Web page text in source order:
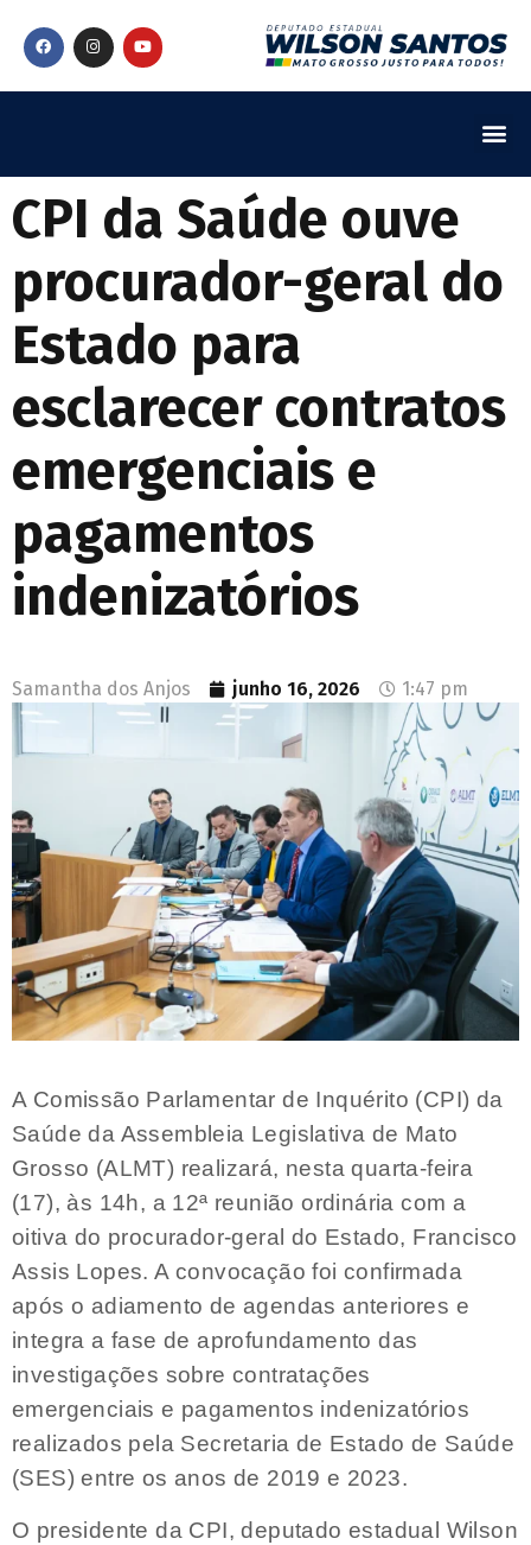
CPI da Saúde ouve
procurador-geral do
Estado para
esclarecer contratos
emergenciais e
pagamentos
indenizatórios
Samantha dos Anjos junho 16, 2026 1:47 pm
A Comissão Parlamentar de Inquérito (CPI) da
Saúde da Assembleia Legislativa de Mato
Grosso (ALMT) realizará, nesta quarta-feira
(17), às 14h, a 12ª reunião ordinária com a
oitiva do procurador-geral do Estado, Francisco
Assis Lopes. A convocação foi confirmada
após o adiamento de agendas anteriores e
integra a fase de aprofundamento das
investigações sobre contratações
emergenciais e pagamentos indenizatórios
realizados pela Secretaria de Estado de Saúde
(SES) entre os anos de 2019 e 2023.
O presidente da CPI, deputado estadual Wilson